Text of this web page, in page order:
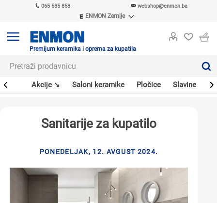
065 585 858 webshop@enmon.ba
ENMON Zemlje
ENMON MKD
Premijum keramika i oprema za kupatila
Akcije ↘ Saloni keramike Pločice Slavine
Sanitarije za kupatilo
PONEDELJAK, 12. AVGUST 2024.